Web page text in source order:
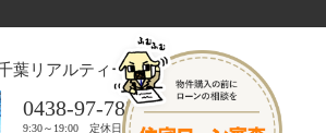
葉リアルティー木更津店
0438-97-7821
9:30～19:00 定休日：水曜日